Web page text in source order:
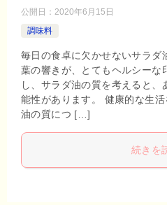
公開日： 2020年6月15日
調味料
毎日の食卓に欠かせないサラダ
葉の響きが、とてもヘルシーな
し、サラダ油の質を考えると
能性があります。 健康的な生
油の質につ […]
続きを